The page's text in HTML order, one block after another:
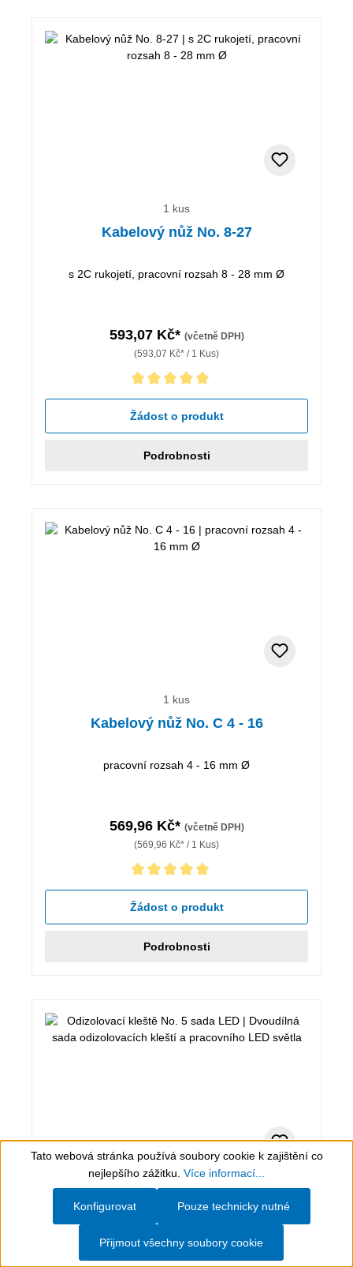
1 kus
Kabelový nůž No. 8-27
s 2C rukojetí, pracovní rozsah 8 - 28 mm Ø
593,07 Kč* (včetně DPH)
(593,07 Kč* / 1 Kus)
Průměrné hodnocení 5 z 5 hvězd
Žádost o produkt
Podrobnosti
1 kus
Kabelový nůž No. C 4 - 16
pracovní rozsah 4 - 16 mm Ø
569,96 Kč* (včetně DPH)
(569,96 Kč* / 1 Kus)
Průměrné hodnocení 5 z 5 hvězd
Žádost o produkt
Podrobnosti
1 kus
Odizolovací kleště No. 5 sada LED
Dvoudílná sada odizolovacích kleští a pracovního
Show toolbar
Tato webová stránka používá soubory cookie k zajištění co
nejlepšího zážitku. Více informací...
Pouze technicky nutné
Konfigurovat
Přijmout všechny soubory cookie